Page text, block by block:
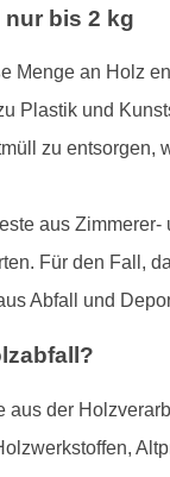
nur bis 2 kg
Menge an Holz
Plastik und
zu entsorgen,
aus
Für den Fall,
Abfall und
aus der